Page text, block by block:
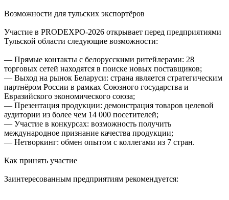
Возможности для тульских экспортёров
Участие в PRODEXPO-2026 открывает перед предприятиями
Тульской области следующие возможности:
— Прямые контакты с белорусскими ритейлерами: 28
торговых сетей находятся в поиске новых поставщиков;
— Выход на рынок Беларуси: страна является стратегическим
партнёром России в рамках Союзного государства и
Евразийского экономического союза;
— Презентация продукции: демонстрация товаров целевой
аудитории из более чем 14 000 посетителей;
— Участие в конкурсах: возможность получить
международное признание качества продукции;
— Нетворкинг: обмен опытом с коллегами из 7 стран.
Как принять участие
Заинтересованным предприятиям рекомендуется: